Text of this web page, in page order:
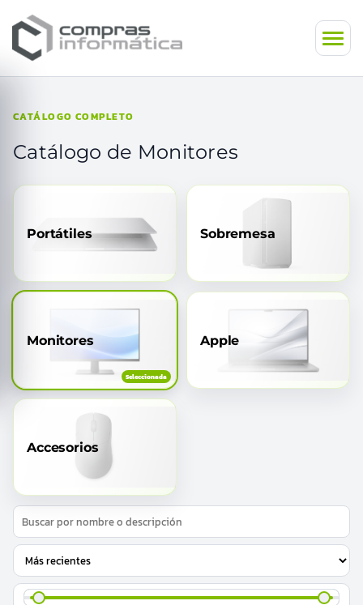
CATÁLOGO COMPLETO
Catálogo de Monitores
Portátiles Sobremesa
Monitores Apple
Accesorios